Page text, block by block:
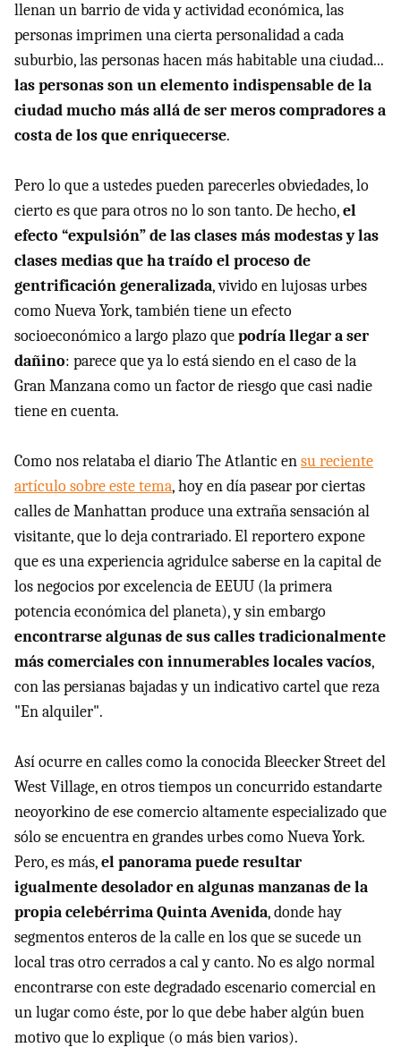
llenan un barrio de vida y actividad económica, las
personas imprimen una cierta personalidad a cada
suburbio, las personas hacen más habitable una ciudad...
las personas son un elemento indispensable de la
ciudad mucho más allá de ser meros compradores a
costa de los que enriquecerse.
Pero lo que a ustedes pueden parecerles obviedades, lo
cierto es que para otros no lo son tanto. De hecho,el
efecto “expulsión” de las clases más modestas y las
clases medias que ha traído el proceso de
gentrificación generalizada, vivido en lujosas urbes
como Nueva York, también tiene un efecto
socioeconómico a largo plazo quepodría llegar a ser
dañino: parece que ya lo está siendo en el caso de la
Gran Manzana como un factor de riesgo que casi nadie
tiene en cuenta.
Como nos relataba el diario The Atlantic ensu reciente
artículo sobre este tema, hoy en día pasear por ciertas
calles de Manhattan produce una extraña sensación al
visitante, que lo deja contrariado. El reportero expone
que es una experiencia agridulce saberse en la capital de
los negocios por excelencia de EEUU (la primera
potencia económica del planeta), y sin embargo
encontrarse algunas de sus calles tradicionalmente
más comerciales con innumerables locales vacíos,
con las persianas bajadas y un indicativo cartel que reza
"En alquiler".
Así ocurre en calles como la conocida Bleecker Street del
West Village, en otros tiempos un concurrido estandarte
neoyorkino de ese comercio altamente especializado que
sólo se encuentra en grandes urbes como Nueva York.
Pero, es más,el panorama puede resultar
igualmente desolador en algunas manzanas de la
propia celebérrima Quinta Avenida, donde hay
segmentos enteros de la calle en los que se sucede un
local tras otro cerrados a cal y canto. No es algo normal
encontrarse con este degradado escenario comercial en
un lugar como éste, por lo que debe haber algún buen
motivo que lo explique (o más bien varios).